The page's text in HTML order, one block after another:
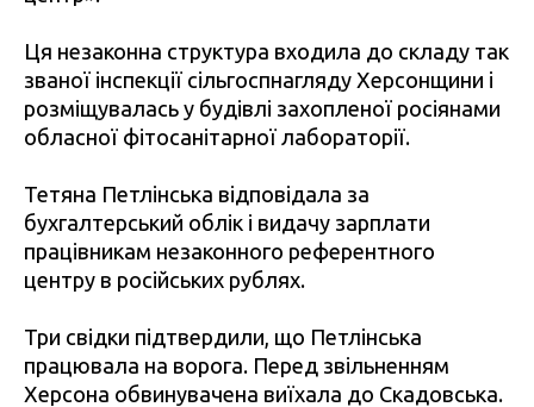
Ця незаконна структура входила до складу так
званої інспекції сільгоспнагляду Херсонщини і
розміщувалась у будівлі захопленої росіянами
обласної фітосанітарної лабораторії.
Тетяна Петлінська відповідала за
бухгалтерський облік і видачу зарплати
працівникам незаконного референтного
центру в російських рублях.
Три свідки підтвердили, що Петлінська
працювала на ворога. Перед звільненням
Херсона обвинувачена виїхала до Скадовська.